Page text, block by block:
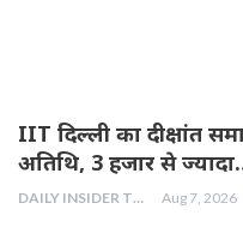
IIT दिल्ली का दीक्षांत
अतिथि, 3 हजार से
DAILY INSIDER TEAM Aug 7, 2026